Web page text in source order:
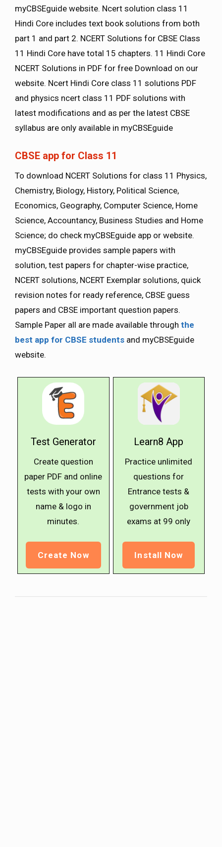
myCBSEguide website. Ncert solution class 11
Hindi Core includes text book solutions from both
part 1 and part 2. NCERT Solutions for CBSE Class
11 Hindi Core have total 15 chapters. 11 Hindi Core
NCERT Solutions in PDF for free Download on our
website. Ncert Hindi Core class 11 solutions PDF
and physics ncert class 11 PDF solutions with
latest modifications and as per the latest CBSE
syllabus are only available in myCBSEguide
CBSE app for Class 11
To download NCERT Solutions for class 11 Physics,
Chemistry, Biology, History, Political Science,
Economics, Geography, Computer Science, Home
Science, Accountancy, Business Studies and Home
Science; do check myCBSEguide app or website.
myCBSEguide provides sample papers with
solution, test papers for chapter-wise practice,
NCERT solutions, NCERT Exemplar solutions, quick
revision notes for ready reference, CBSE guess
papers and CBSE important question papers.
Sample Paper all are made available through the
best app for CBSE students and myCBSEguide
website.
Test Generator
Create question
paper PDF and online
tests with your own
name & logo in
minutes.
Create Now
Learn8 App
Practice unlimited
questions for
Entrance tests &
government job
exams at ₹99 only
Install Now